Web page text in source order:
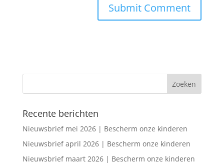
Recente berichten
Nieuwsbrief mei 2026 | Bescherm onze kinderen
Nieuwsbrief april 2026 | Bescherm onze kinderen
Nieuwsbrief maart 2026 | Bescherm onze kinderen